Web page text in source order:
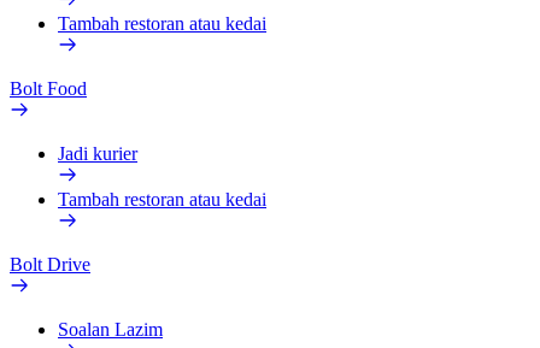
Tambah restoran atau kedai
Bolt Food
Jadi kurier
Tambah restoran atau kedai
Bolt Drive
Soalan Lazim